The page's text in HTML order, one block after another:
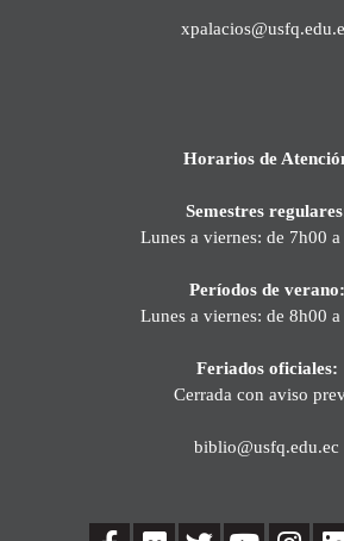
Horarios de
Semestres
Lunes a viernes: de 7h00
Períodos de verano:
Lunes a viernes: de 8h00
Feriados oficiales:
Cerrada con aviso
biblio@usfq.edu.ec